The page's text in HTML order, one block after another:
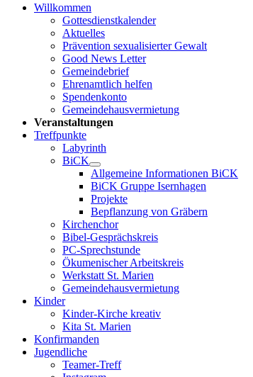
Willkommen
Gottesdienstkalender
Aktuelles
Prävention sexualisierter Gewalt
Good News Letter
Gemeindebrief
Ehrenamtlich helfen
Spendenkonto
Gemeindehausvermietung
Veranstaltungen
Treffpunkte
Labyrinth
BiCK
Allgemeine Informationen BiCK
BiCK Gruppe Isernhagen
Projekte
Bepflanzung von Gräbern
Kirchenchor
Bibel-Gesprächskreis
PC-Sprechstunde
Ökumenischer Arbeitskreis
Werkstatt St. Marien
Gemeindehausvermietung
Kinder
Kinder-Kirche kreativ
Kita St. Marien
Konfirmanden
Jugendliche
Teamer-Treff